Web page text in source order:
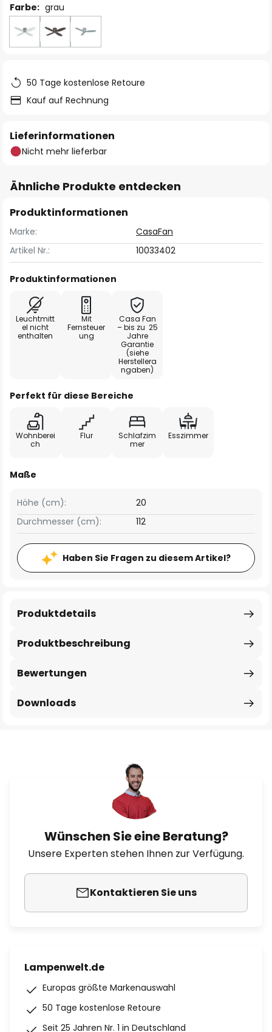
Farbe: grau
50 Tage kostenlose Retoure
Kauf auf Rechnung
Lieferinformationen
Nicht mehr lieferbar
Ähnliche Produkte entdecken
Produktinformationen
Marke:
CasaFan
Artikel Nr.:
10033402
Produktinformationen
Leuchtmitt
el nicht
enthalten
Mit
Fernsteuer
ung
Casa Fan
– bis zu 25
Jahre
Garantie
(siehe
Herstellera
ngaben)
Perfekt für diese Bereiche
Wohnberei
ch
Flur
Schlafzim
mer
Esszimmer
Maße
Höhe (cm):
20
Durchmesser (cm):
112
Haben Sie Fragen zu diesem Artikel?
Produktbeschreibung
Produktdetails
Bewertungen
Downloads
Wünschen Sie eine Beratung?
Unsere Experten stehen Ihnen zur Verfügung.
Kontaktieren Sie uns
Lampenwelt.de
Europas größte Markenauswahl
50 Tage kostenlose Retoure
Seit 25 Jahren Nr. 1 in Deutschland